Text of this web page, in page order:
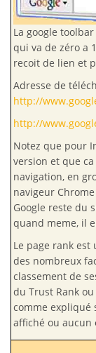
La google
qui va de zéro a
recoit de lien et
Adresse de
http://
http://
Notez que pour
version et que
navigation, en
navigeur
Google reste du
quand meme, il
Le page rank
des nombreux
classement de
du Trust Rank
comme expliqué
affiché ou